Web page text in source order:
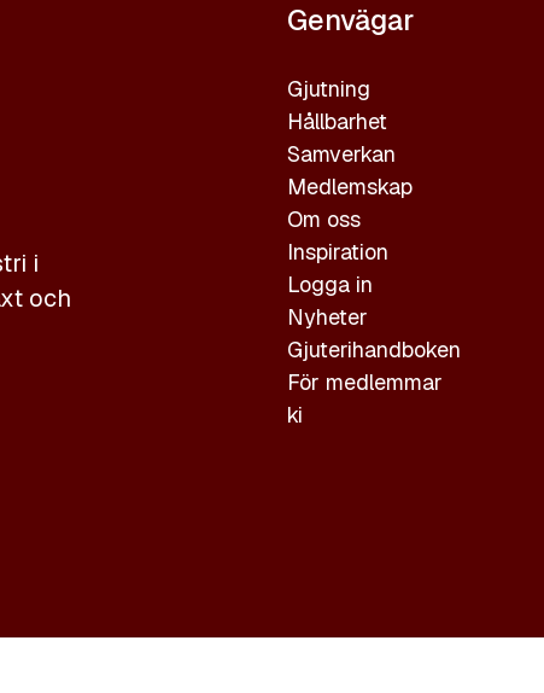
i
och
Genvägar
Gjutning
Hållbarhet
Samverkan
Medlemskap
Om oss
Inspiration
Logga in
Nyheter
Gjuterihandboken
För medlemmar
ki